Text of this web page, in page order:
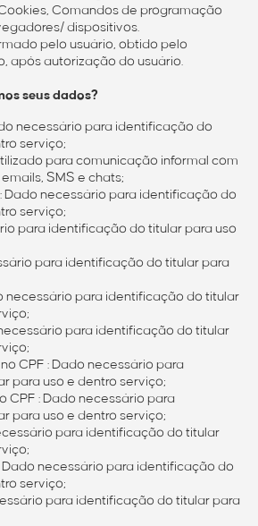
Comandos de programação
dispositivos.
pelo usuário, obtido pelo
após autorização do usuário.
seus dados?
necessário para identificação do
serviço;
para comunicação informal com
SMS e chats;
Dado necessário para identificação do
serviço;
para identificação do titular para uso
para identificação do titular para
necessário para identificação do titular
para identificação do titular
CPF : Dado necessário para
para uso e dentro serviço;
CPF : Dado necessário para
para uso e dentro serviço;
para identificação do titular
necessário para identificação do
serviço;
para identificação do titular para